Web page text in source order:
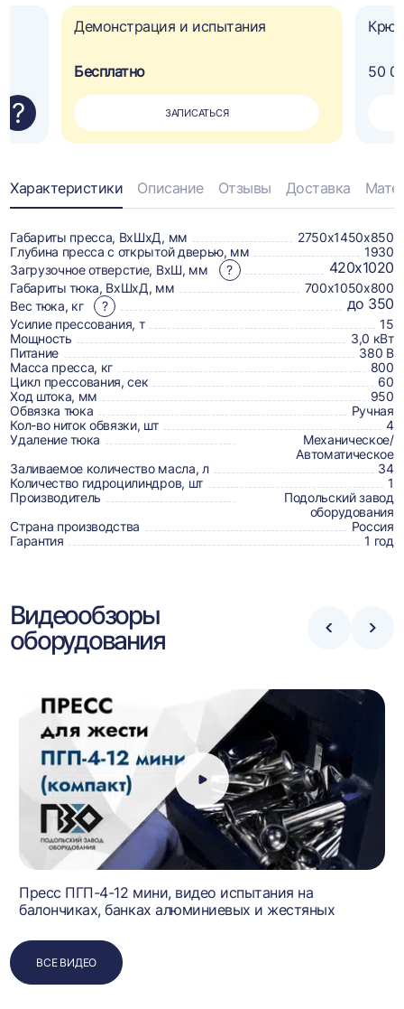
?
Демонстрация и испытания
Бесплатно
ЗАПИСАТЬСЯ
50
Информация
о
товаре,
доставке,
отзывах
и
сертификаты
Характеристики Описание Отзывы Доставка
Габариты пресса, ВхШхД, мм
2750х1450х850
Глубина пресса с открытой дверью, мм
1930
Загрузочное отверстие, ВхШ, мм
? 420х1020
Габариты тюка, ВхШхД, мм
700х1050х800
Вес тюка, кг
? до 350
Усилие прессования, т
15
Мощность
3,0 кВт
Питание
380 В
Масса пресса, кг
800
Цикл прессования, сек
60
Ход штока, мм
950
Обвязка тюка
Ручная
Кол-во ниток обвязки, шт
4
Удаление тюка
Механическое/
Автоматическое
Заливаемое количество масла, л
34
Количество гидроцилиндров, шт
1
Производитель
Подольский завод
оборудования
Страна производства
Россия
Гарантия
1 год
Видеообзоры
оборудования
Стрелка
Пресс ПГП-4-12 мини, видео испытания на
балончиках, банках алюминиевых и жестяных
ВСЕ ВИДЕО